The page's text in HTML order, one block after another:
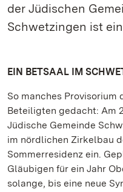
der Jüdischen
Schwetzingen ist
EIN BETSAAL IM
So manches Provisorium
Beteiligten gedacht: Am
Jüdische Gemeinde
im nördlichen Zirkelbau
Sommerresidenz ein.
Gläubigen für ein Jahr
solange, bis eine neue